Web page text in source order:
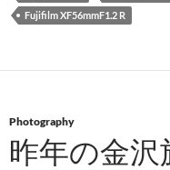
Fujifilm XF56mmF1.2 R
Photography
昨年の金沢